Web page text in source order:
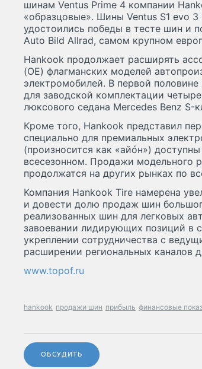
шинам Ventus Prime 4 компании
«образцовые». Шины Ventus S1 evo
удостоились победы в тесте шин и
Auto Bild Allrad, самом крупном
Hankook продолжает расширять
(OE) флагманских моделей
электромобилей. В первой
для заводской комплектации
люксового седана Mercedes Benz S-
Кроме того, Hankook представил
специально для премиальных
(произносится как «айóн»)
всесезонном. Продажи модельного
продолжатся на других рынках по
Компания Hankook Tire намерена
и довести долю продаж шин
реализованных шин для легковых
завоевании лидирующих позиций в
укреплении сотрудничества с
расширении региональных каналов
www.topof.ru
hankook продажи шин прибыль финансовые
ОБСУДИТЬ